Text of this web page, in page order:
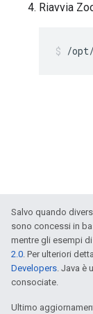
Riavvia
/
Salvo quando
sono concessi in
mentre gli esempi
2.0. Per ulteriori
Developers. Java è
consociate.
Ultimo